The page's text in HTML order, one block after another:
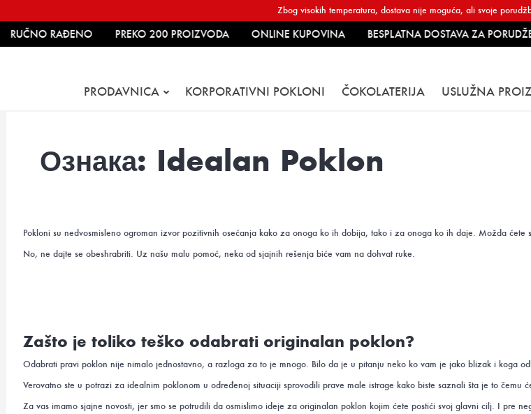
Zbog visokih temperatura, dostava nije moguća, ali svoje
RUČNO RAĐENO PREKO 200 PROIZVODA ONLINE KUPOVINA BESPLATNA DOSTAVA ZA
PRODAVNICA KORPORATIVNI POKLONI ČOKOLATERIJA USLUŽNA
Ознака: Idealan Poklon
Pokloni su nedvosmisleno ogroman izvor pozitivnih osećanja kako za onoga ko ih dobija, tako i za onoga ko ih daje. Možda
No, ne dajte se obeshrabriti. Uz našu malu pomoć, neka od sjajnih rešenja biće vam na dohvat ruke.
Zašto je toliko teško odabrati originalan poklon?
Odabrati pravi poklon nije nimalo jednostavno, a razloga za to je mnogo. Bilo da je u pitanju neko ko vam je jako blizak i koga
Verovatno ste u potrazi za idealnim poklonom u određenoj situaciji sprovodili prave male istrage kako biste saznali šta je to
Za vas imamo sjajne novosti, jer smo se potrudili da osmislimo ideje za originalan poklon kojim ćete postići svoj glavni cilj. I pre